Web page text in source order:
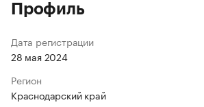
Профиль
Дата регистрации
28 мая 2024
Регион
Краснодарский край